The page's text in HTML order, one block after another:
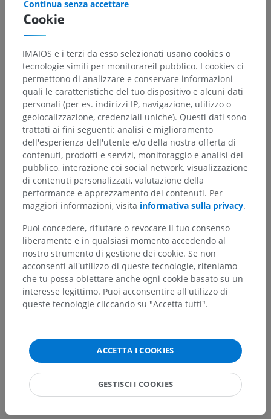
Strutture sottostanti:
soggiacenti per questa parte anatomica
Neuroanatomia umana
Anatomia comparata negli animali
Traduzioni
Hai notato un errore?
Non esitare a suggerire una correzione, traduzione o
un miglioramento dei contenuti.
Segnala un problema
Cookie
Continua senza accettare
IMAIOS e i terzi da esso selezionati usano cookies o
tecnologie simili per monitorareil pubblico. I cookies ci
permettono di analizzare e conservare informazioni
quali le caratteristiche del tuo dispositivo e alcuni dati
personali (per es. indirizzi IP, navigazione, utilizzo o
geolocalizzazione, credenziali uniche). Questi dati sono
trattati ai fini seguenti: analisi e miglioramento
dell'esperienza dell'utente e/o della nostra offerta di
contenuti, prodotti e servizi, monitoraggio e analisi del
pubblico, interazione coi social network, visualizzazione
di contenuti personalizzati, valutazione della
performance e apprezzamento dei contenuti. Per
maggiori informazioni, visita informativa sulla privacy.
Puoi concedere, rifiutare o revocare il tuo consenso
liberamente e in qualsiasi momento accedendo al
nostro strumento di gestione dei cookie. Se non
acconsenti all'utilizzo di queste tecnologie, riteniamo
che tu possa obiettare anche ogni cookie basato su un
interesse legittimo. Puoi acconsentire all'utilizzo di
queste tecnologie cliccando su "Accetta tutti".
ACCETTA I COOKIES
GESTISCI I COOKIES